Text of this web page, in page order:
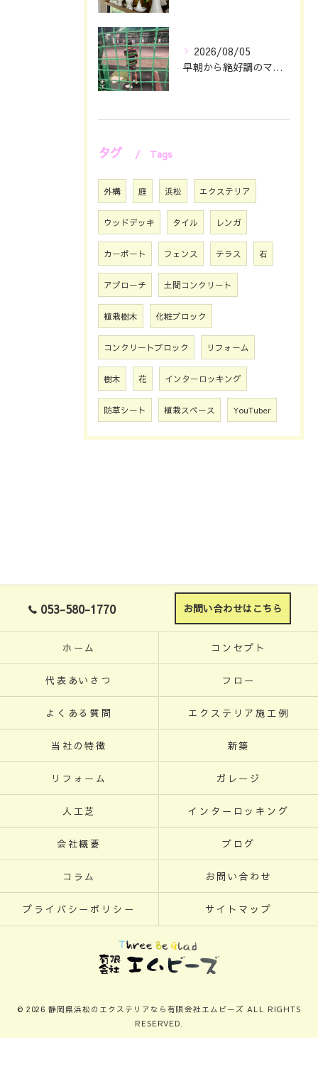
2026/08/05
早朝から絶好調のマツジン社長でございます✌️😁
タグ Tags
外構 庭 浜松 エクステリア
ウッドデッキ タイル レンガ
カーポート フェンス テラス 石
アプローチ 土間コンクリート
植栽樹木 化粧ブロック
コンクリートブロック リフォーム
樹木 花 インターロッキング
防草シート 植栽スペース YouTuber
053-580-1770 お問い合わせはこちら
ホーム コンセプト
代表あいさつ フロー
よくある質問 エクステリア施工例
当社の特徴 新築
リフォーム ガレージ
人工芝 インターロッキング
会社概要 ブログ
コラム お問い合わせ
プライバシーポリシー サイトマップ
© 2026 静岡県浜松のエクステリアなら有限会社エムビーズ ALL RIGHTS
RESERVED.